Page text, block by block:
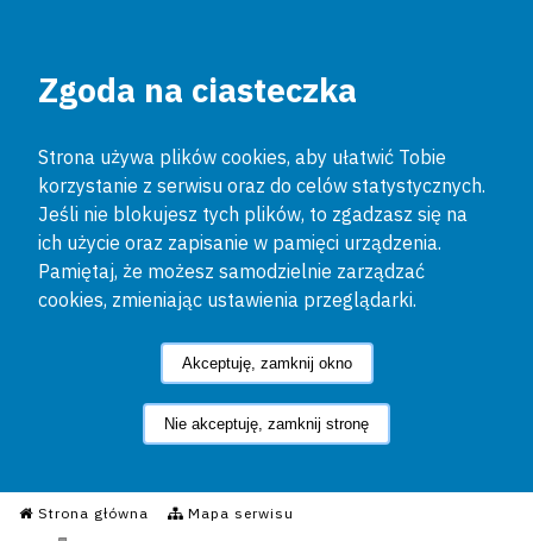
Zgoda na ciasteczka
Strona używa plików cookies, aby ułatwić Tobie
korzystanie z serwisu oraz do celów statystycznych.
Jeśli nie blokujesz tych plików, to zgadzasz się na
ich użycie oraz zapisanie w pamięci urządzenia.
Pamiętaj, że możesz samodzielnie zarządzać
cookies, zmieniając ustawienia przeglądarki.
Akceptuję, zamknij okno
Nie akceptuję, zamknij stronę
Strona główna Mapa serwisu
Informacyjny Serwis